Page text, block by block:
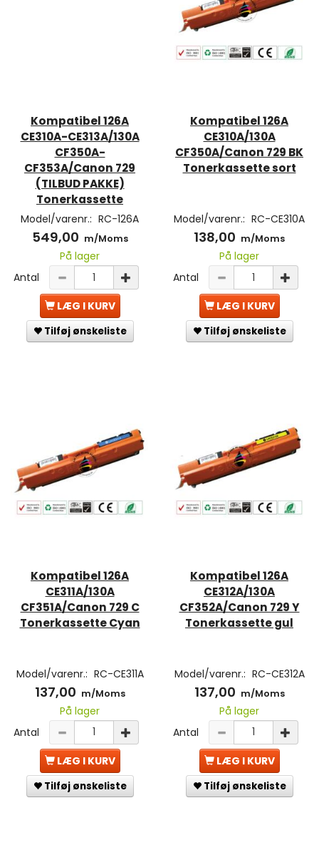
Kompatibel 126A
CE310A-CE313A/130A
CF350A-
CF353A/Canon 729
(TILBUD PAKKE)
Tonerkassette
Model/varenr.: RC-126A
549,00 m/Moms
På lager
Antal
LÆG I KURV
Tilføj ønskeliste
Kompatibel 126A
CE310A/130A
CF350A/Canon 729 BK
Tonerkassette sort
Model/varenr.: RC-CE310A
138,00 m/Moms
På lager
Antal
LÆG I KURV
Tilføj ønskeliste
Kompatibel 126A
CE311A/130A
CF351A/Canon 729 C
Tonerkassette Cyan
Model/varenr.: RC-CE311A
137,00 m/Moms
På lager
Antal
LÆG I KURV
Tilføj ønskeliste
Kompatibel 126A
CE312A/130A
CF352A/Canon 729 Y
Tonerkassette gul
Model/varenr.: RC-CE312A
137,00 m/Moms
På lager
Antal
LÆG I KURV
Tilføj ønskeliste